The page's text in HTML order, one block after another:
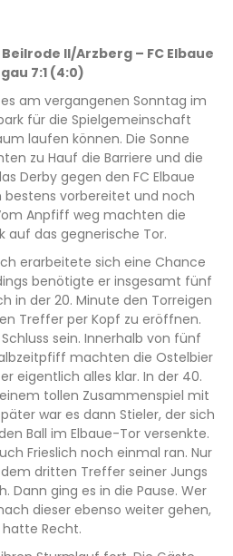
II/Arzberg – FC Elbaue
7:1 (4:0)
am vergangenen Sonntag im
für die Spielgemeinschaft
laufen können. Die Sonne
zu Hauf die Barriere und die
Derby gegen den FC Elbaue
vorbereitet und noch
Anpfiff weg machten die
auf das gegnerische Tor.
erarbeitete sich eine Chance
benötigte er insgesamt fünf
in der 20. Minute den Torreigen
Treffer per Kopf zu eröffnen.
sein. Innerhalb von fünf
machten die Ostelbier
eigentlich alles klar. In der 40.
tollen Zusammenspiel mit
war es dann Stieler, der sich
Ball im Elbaue-Tor versenkte.
Frieslich noch einmal ran. Nur
dritten Treffer seiner Jungs
Dann ging es in die Pause. Wer
dieser ebenso weiter gehen,
Recht.